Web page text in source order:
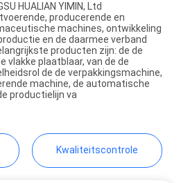
Yiming
Co.,Ltd.
HUALIAN YIMIN, Ltd
producerende en
machines, ontwikkeling
en de daarmee verband
producten zijn: de de
vlakke plaatblaar, van de de
de de verpakkingsmachine,
machine, de automatische
productielijn va
Kwaliteitscontrole